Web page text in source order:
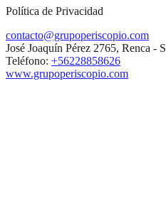
Política de Privacidad
contacto@grupoperiscopio.com
José Joaquín Pérez 2765, Renca -
Teléfono: +56228858626
www.grupoperiscopio.com